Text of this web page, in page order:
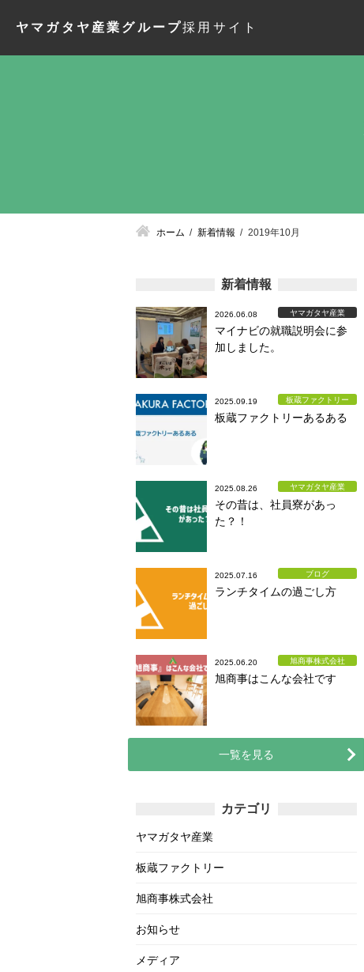
ヤマガタヤ産業グループ採用サイト
ホーム 新着情報 2019年10月
新着情報
2026.06.08 ヤマガタヤ産業
マイナビの就職説明会に参
加しました。
2025.09.19 板蔵ファクトリー
板蔵ファクトリーあるある
2025.08.26 ヤマガタヤ産業
その昔は、社員寮があっ
た？！
2025.07.16 ブログ
ランチタイムの過ごし方
2025.06.20 旭商事株式会社
旭商事はこんな会社です
一覧を見る
カテゴリ
ヤマガタヤ産業
板蔵ファクトリー
旭商事株式会社
お知らせ
メディア